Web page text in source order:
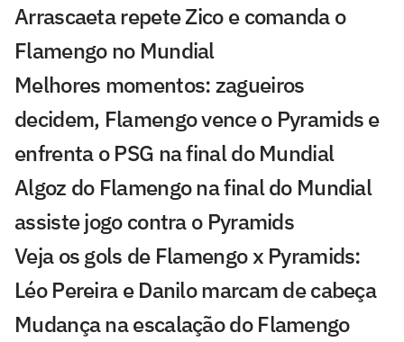
Arrascaeta repete Zico e comanda o
Flamengo no Mundial
Melhores momentos: zagueiros
decidem, Flamengo vence o Pyramids e
enfrenta o PSG na final do Mundial
Algoz do Flamengo na final do Mundial
assiste jogo contra o Pyramids
Veja os gols de Flamengo x Pyramids:
Léo Pereira e Danilo marcam de cabeça
Mudança na escalação do Flamengo